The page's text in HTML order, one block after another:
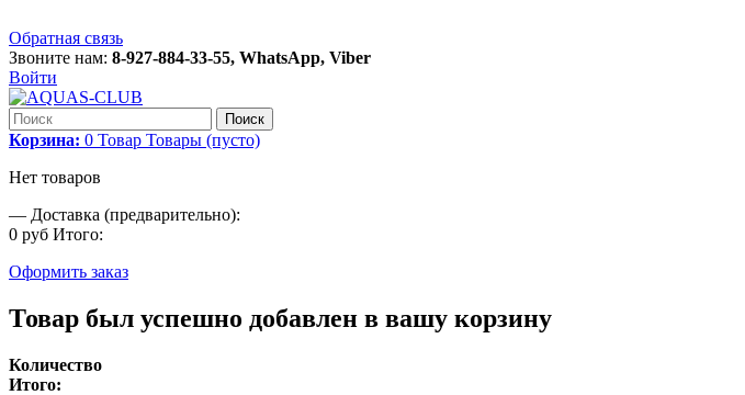
Обратная связь
Звоните нам: 8-927-884-33-55, WhatsApp, Viber
Войти
Поиск
Корзина: 0 Товар Товары (пусто)
Нет товаров
— Доставка (предварительно):
0 руб Итого:
Оформить заказ
Товар был успешно добавлен в вашу корзину
Количество
Итого: